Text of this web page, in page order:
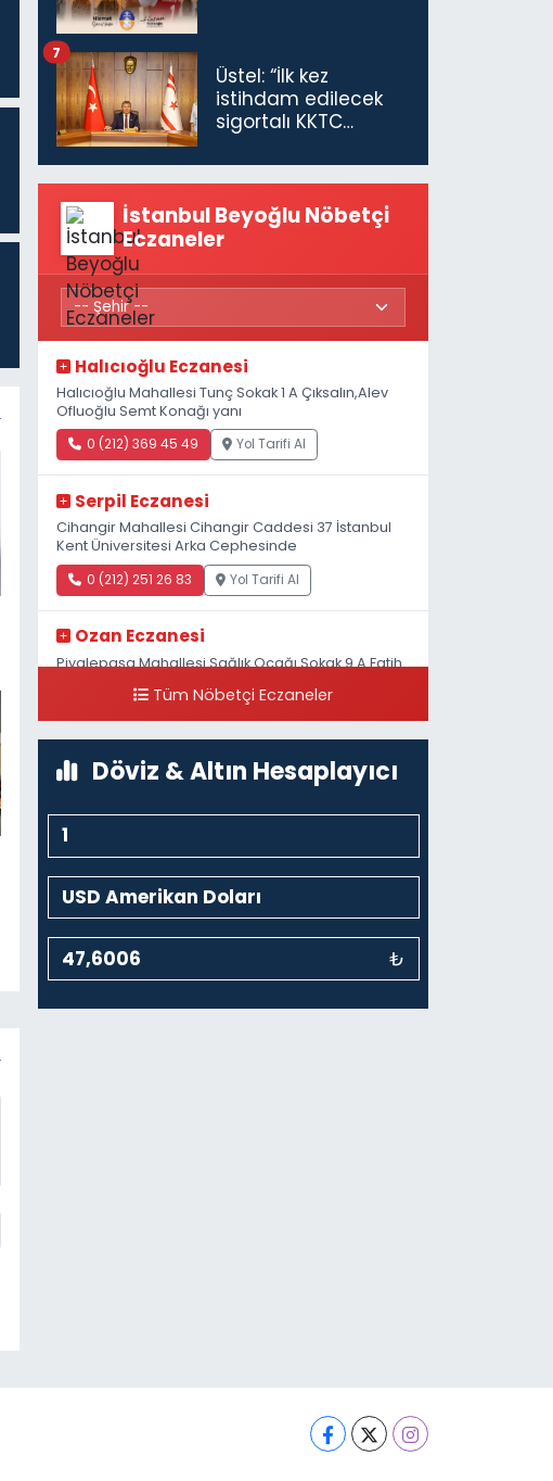
Üstel: “İlk kez
istihdam edilecek
sigortalı KKTC
maaş desteğini 35
bin TL'ye çıkardık”
7
İstanbul Beyoğlu Nöbetçi
Eczaneler
Halıcıoğlu Eczanesi
Halıcıoğlu Mahallesi Tunç Sokak 1 A Çıksalın,Alev
Ofluoğlu Semt Konağı yanı
0 (212) 369 45 49 Yol Tarifi Al
Serpil Eczanesi
Cihangir Mahallesi Cihangir Caddesi 37 İstanbul
Kent Üniversitesi Arka Cephesinde
0 (212) 251 26 83 Yol Tarifi Al
Ozan Eczanesi
Piyalepaşa Mahallesi Sağlık Ocağı Sokak 9 A Fatih
Tüm Nöbetçi Eczaneler
Döviz & Altın Hesaplayıcı
₺